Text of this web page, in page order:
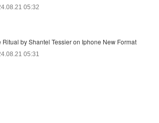
05:32
Ritual by Shantel Tessier on Iphone New Format
05:31